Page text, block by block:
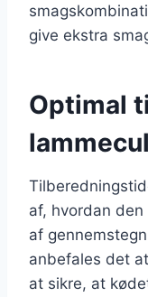
give ekstra
Optimal
af, hvordan
af
anbefales det
at sikre, at